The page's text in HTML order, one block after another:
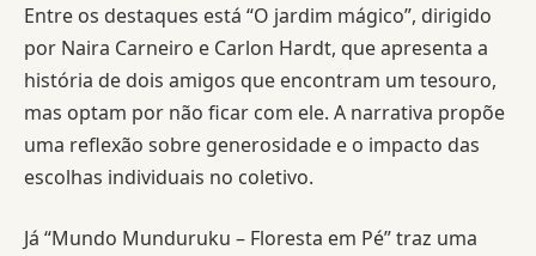
Entre os destaques está “O jardim mágico”, dirigido
por Naira Carneiro e Carlon Hardt, que apresenta a
história de dois amigos que encontram um tesouro,
mas optam por não ficar com ele. A narrativa propõe
uma reflexão sobre generosidade e o impacto das
escolhas individuais no coletivo.
Já “Mundo Munduruku – Floresta em Pé” traz uma